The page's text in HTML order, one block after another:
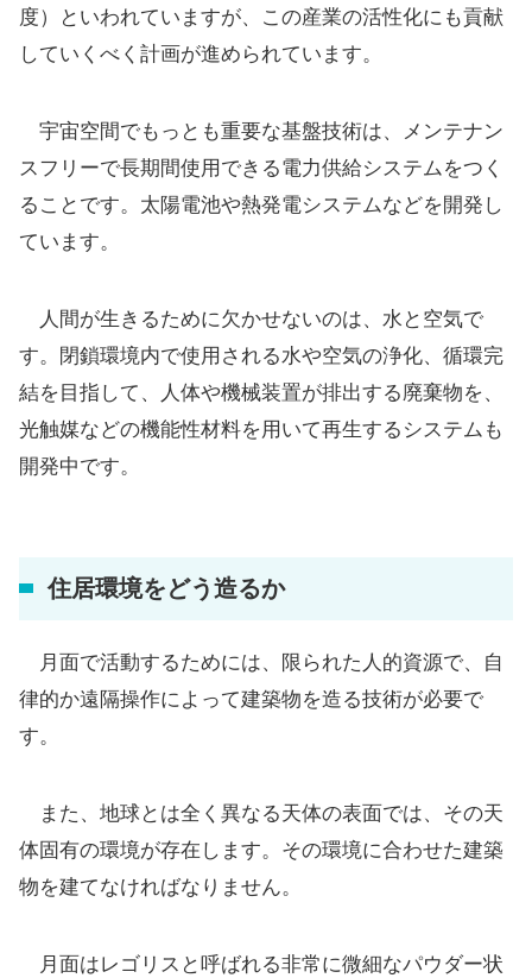
度）といわれていますが、この産業の活性化にも貢献
していくべく計画が進められています。
宇宙空間でもっとも重要な基盤技術は、メンテナン
スフリーで長期間使用できる電力供給システムをつく
ることです。太陽電池や熱発電システムなどを開発し
ています。
人間が生きるために欠かせないのは、水と空気で
す。閉鎖環境内で使用される水や空気の浄化、循環完
結を目指して、人体や機械装置が排出する廃棄物を、
光触媒などの機能性材料を用いて再生するシステムも
開発中です。
住居環境をどう造るか
月面で活動するためには、限られた人的資源で、自
律的か遠隔操作によって建築物を造る技術が必要で
す。
また、地球とは全く異なる天体の表面では、その天
体固有の環境が存在します。その環境に合わせた建築
物を建てなければなりません。
月面はレゴリスと呼ばれる非常に微細なパウダー状